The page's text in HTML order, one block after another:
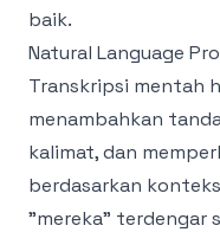
baik.
Natural Language
Transkripsi mentah
menambahkan
kalimat, dan
berdasarkan
"mereka" terdengar